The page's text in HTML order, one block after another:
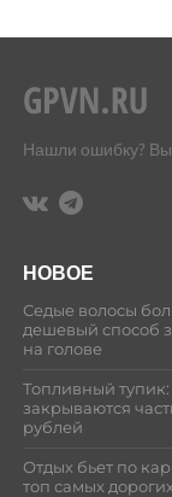
Нашли ошибку?
НОВОЕ
Седые волосы
дешевый способ
на голове
Топливный
закрываются
рублей
Отдых бьет по
топ самых